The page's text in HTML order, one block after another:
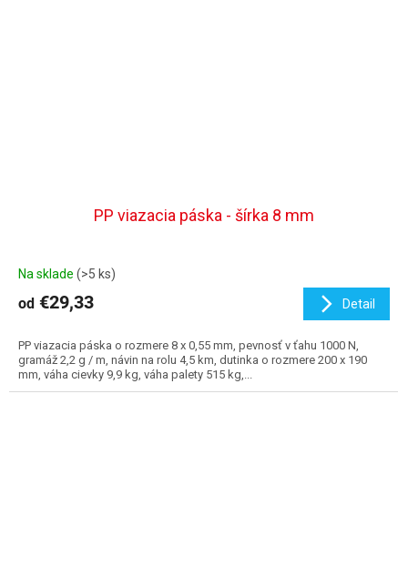
PP viazacia páska - šírka 8 mm
Na sklade (>5 ks)
od €29,33 Detail
PP viazacia páska o rozmere 8 x 0,55 mm, pevnosť v ťahu 1000 N,
gramáž 2,2 g / m, návin na rolu 4,5 km, dutinka o rozmere 200 x 190
mm, váha cievky 9,9 kg, váha palety 515 kg,...